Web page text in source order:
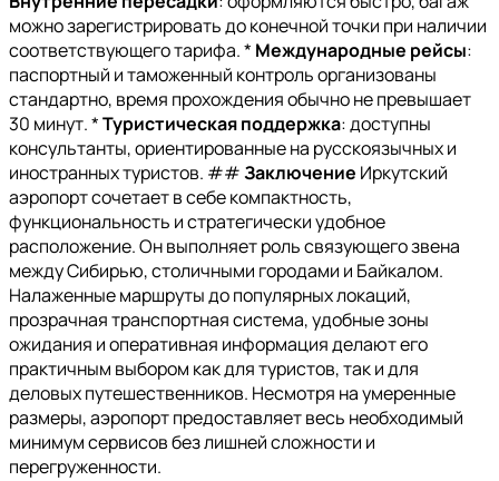
можно зарегистрировать до конечной точки при наличии
соответствующего тарифа. * Международные рейсы:
паспортный и таможенный контроль организованы
стандартно, время прохождения обычно не превышает
30 минут. *Туристическая поддержка: доступны
консультанты, ориентированные на русскоязычных и
иностранных туристов. ##Заключение Иркутский
аэропорт сочетает в себе компактность,
функциональность и стратегически удобное
расположение. Он выполняет роль связующего звена
между Сибирью, столичными городами и Байкалом.
Налаженные маршруты до популярных локаций,
прозрачная транспортная система, удобные зоны
ожидания и оперативная информация делают его
практичным выбором как для туристов, так и для
деловых путешественников. Несмотря на умеренные
размеры, аэропорт предоставляет весь необходимый
минимум сервисов без лишней сложности и
перегруженности.